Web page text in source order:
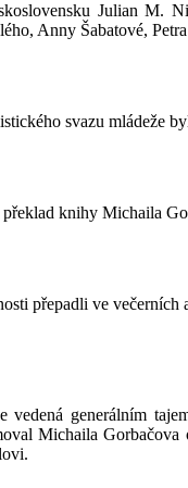
Julian M.
Anny Šabatové,
svazu mládeže
knihy Michaila
přepadli ve
vedená generálním
Michaila Gorbačova